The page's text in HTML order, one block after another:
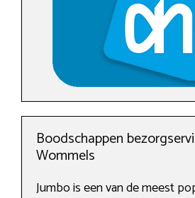
Boodschappen
Wommels
Jumbo is een van de meest